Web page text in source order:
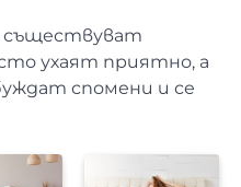
съществуват
ухаят приятно, а
спомени и се